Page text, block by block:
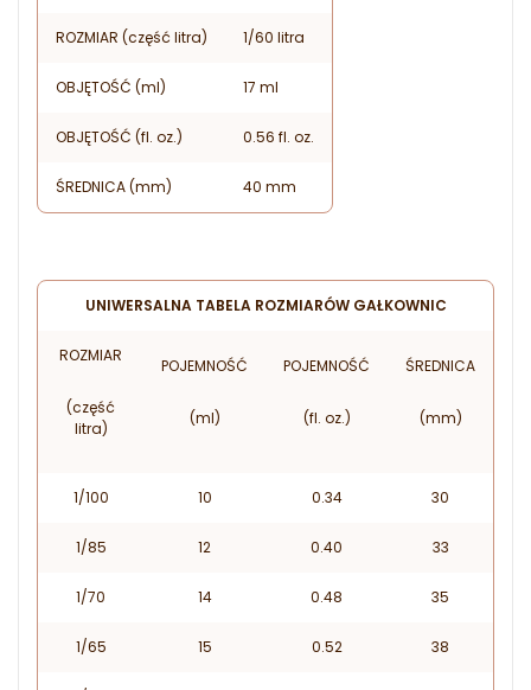
ROZMIAR (część litra) 1/60 litra
OBJĘTOŚĆ (ml) 17 ml
OBJĘTOŚĆ (fl. oz.) 0.56 fl. oz.
ŚREDNICA (mm) 40 mm
UNIWERSALNA TABELA ROZMIARÓW GAŁKOWNIC
ROZMIAR
(część
litra)
POJEMNOŚĆ
(ml)
POJEMNOŚĆ
(fl. oz.)
ŚREDNICA
(mm)
1/100 10 0.34 30
1/85 12 0.40 33
1/70 14 0.48 35
1/65 15 0.52 38